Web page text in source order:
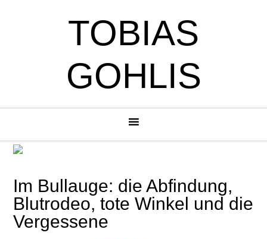
TOBIAS
GOHLIS
Im Bullauge: die Abfindung,
Blutrodeo, tote Winkel und die
Vergessene